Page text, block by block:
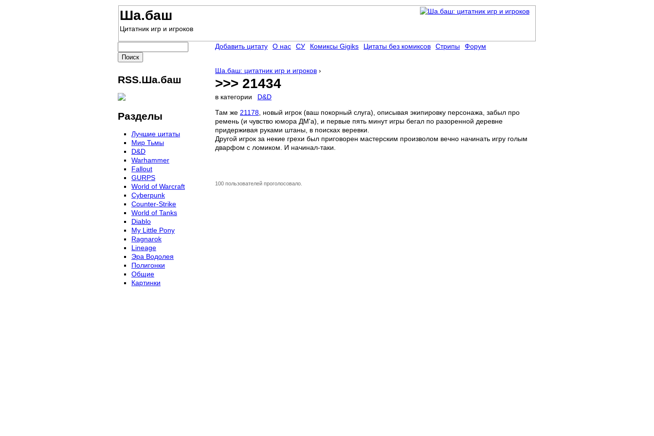
Ша.баш
Цитатник игр и игроков
Ша.баш: цитатник игр и игроков ›
>>> 21434
в категории
D&D
Там же 21178, новый игрок (ваш покорный слуга), описывая экипировку персонажа, забыл про
ремень (и чувство юмора ДМ'а), и первые пять минут игры бегал по разоренной деревне
придерживая руками штаны, в поисках веревки.
Другой игрок за некие грехи был приговорен мастерским произволом вечно начинать игру голым
дварфом с ломиком. И начинал-таки.
100 пользователей проголосовало.
Добавить цитату О нас СУ Комиксы Gigiks Цитаты без комиксов Стрипы Форум
RSS.Ша.баш
Разделы
Лучшие цитаты
Мир Тьмы
D&D
Warhammer
Fallout
GURPS
World of Warcraft
Сyberpunk
Counter-Strike
World of Tanks
Diablo
My Little Pony
Ragnarok
Lineage
Эра Водолея
Полигонки
Общие
Картинки